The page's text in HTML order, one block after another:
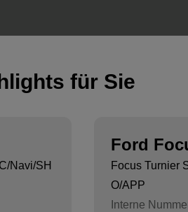
für Sie
Navi/SH
Ford
Focus Turnier
O/APP
Interne